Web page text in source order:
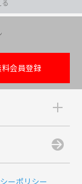
会員登録
ーポリシー